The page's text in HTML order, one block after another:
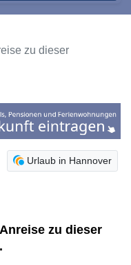
zu dieser
Urlaub in Hannover
zu dieser